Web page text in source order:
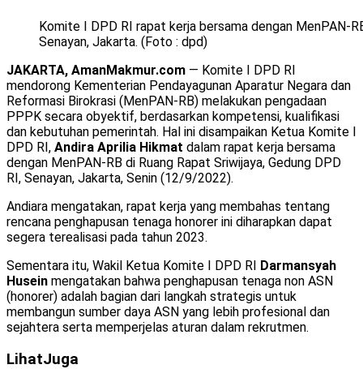
Komite I DPD RI rapat kerja bersama dengan MenPAN-
Senayan, Jakarta. (Foto : dpd)
JAKARTA, AmanMakmur.com — Komite I DPD RI
mendorong Kementerian Pendayagunan Aparatur Negara dan
Reformasi Birokrasi (MenPAN-RB) melakukan pengadaan
PPPK secara obyektif, berdasarkan kompetensi, kualifikasi
dan kebutuhan pemerintah. Hal ini disampaikan Ketua Komite I
DPD RI, Andira Aprilia Hikmat dalam rapat kerja bersama
dengan MenPAN-RB di Ruang Rapat Sriwijaya, Gedung DPD
RI, Senayan, Jakarta, Senin (12/9/2022).
Andiara mengatakan, rapat kerja yang membahas tentang
rencana penghapusan tenaga honorer ini diharapkan dapat
segera terealisasi pada tahun 2023.
Sementara itu, Wakil Ketua Komite I DPD RI Darmansyah
Husein mengatakan bahwa penghapusan tenaga non ASN
(honorer) adalah bagian dari langkah strategis untuk
membangun sumber daya ASN yang lebih profesional dan
sejahtera serta memperjelas aturan dalam rekrutmen.
LihatJuga